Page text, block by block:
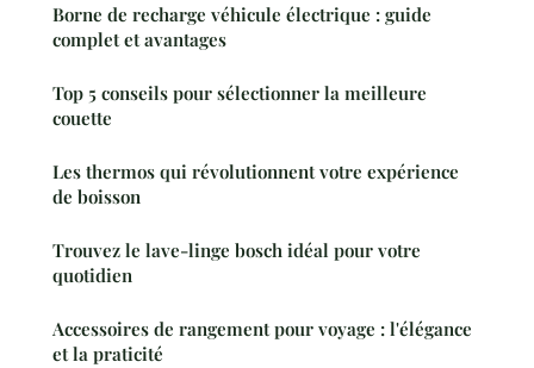
Borne de recharge véhicule électrique : guide
complet et avantages
Top 5 conseils pour sélectionner la meilleure
couette
Les thermos qui révolutionnent votre expérience
de boisson
Trouvez le lave-linge bosch idéal pour votre
quotidien
Accessoires de rangement pour voyage : l'élégance
et la praticité